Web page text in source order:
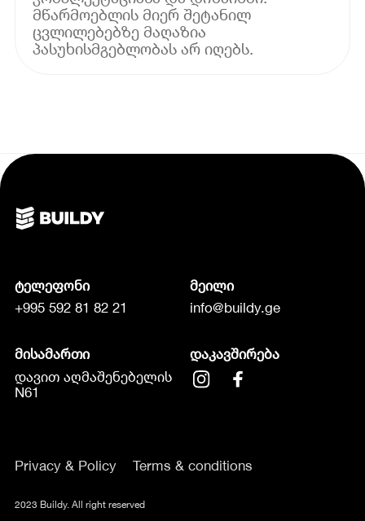
მწარმოებლის მიერ შეტანილ
ცვლილებებზე მაღაზია
პასუხისმგებლობას არ იღებს.
ტელეფონი
+995 592 81 82 21
მეილი
info@buildy.ge
მისამართი
დავით აღმაშენებელის
N61
დაკავშირება
Privacy & Policy Terms & conditions
2023 Buildy. All right reserved